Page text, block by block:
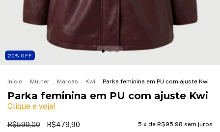
20% OFF
Início . Mulher . Marcas . Kwi . Parka feminina em PU com ajuste Kwi
Parka feminina em PU com ajuste Kwi
Clique e veja!
R$599,00 R$479,90 5 x de R$95,98 sem juros